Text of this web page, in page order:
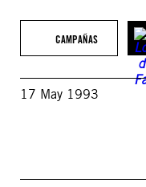
CAMPAÑAS
17 May 1993